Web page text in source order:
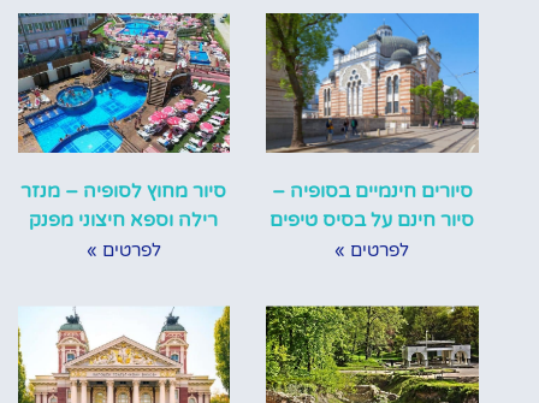
סיורים חינמיים בסופיה –
סיור חינם על בסיס טיפים
לפרטים »
סיור מחוץ לסופיה – מנזר
רילה וספא חיצוני מפנק
לפרטים »